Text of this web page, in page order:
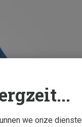
we onze